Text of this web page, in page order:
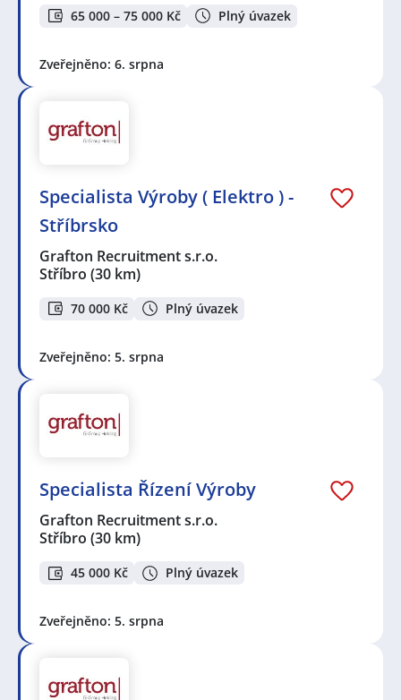
65 000 – 75 000 Kč Plný úvazek
Zveřejněno: 6. srpna
Specialista Výroby ( Elektro ) -
Stříbrsko
Grafton Recruitment s.r.o.
Stříbro (30 km)
70 000 Kč Plný úvazek
Zveřejněno: 5. srpna
Specialista Řízení Výroby
Grafton Recruitment s.r.o.
Stříbro (30 km)
45 000 Kč Plný úvazek
Zveřejněno: 5. srpna